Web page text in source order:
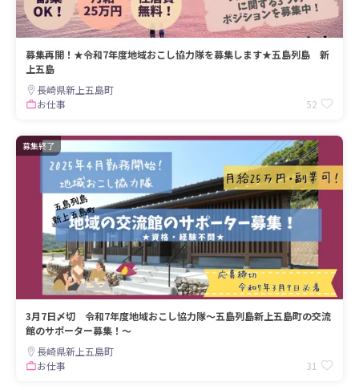
募集再開！★令和7年度地域おこし協力隊を募集します★五島列島 新
上五島
長崎県新上五島町
お仕事
52
募集終了
3月7日〆切 令和7年度地域おこし協力隊～五島列島新上五島町の交流
館のサポーター募集！～
長崎県新上五島町
お仕事
31